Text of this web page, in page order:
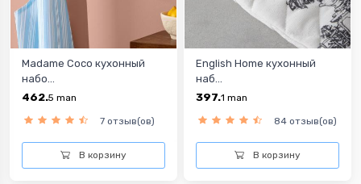
Madame Coco кухонный
набо...
462.5 man
7 отзыв(ов)
В корзину
English Home кухонный
наб...
397.1 man
84 отзыв(ов)
В корзину